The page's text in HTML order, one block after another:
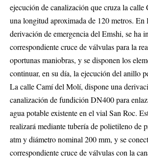
ejecución de canalización que cruza la
una longitud aproximada de 120 metros. En
derivación de emergencia del Emshi, se ha
correspondiente cruce de válvulas para la
oportunas maniobras, y se disponen los
continuar, en su día, la ejecución del anillo
La calle Camí del Molí, dispone una
canalización de fundición DN400 para
agua potable existente en el vial San Roc.
realizará mediante tubería de polietileno de
atm y diámetro nominal 200 mm, y se
correspondiente cruce de válvulas con la